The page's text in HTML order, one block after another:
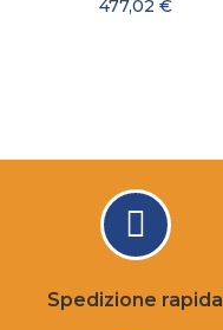
477,02 €
Spedizione rapida